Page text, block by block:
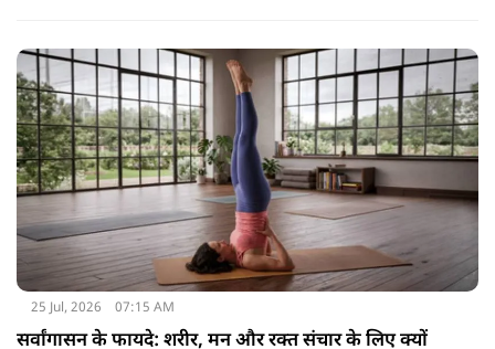
में हल्का भोजन मेटाबॉलिज्म के लिए भी बेहतर होता है।
25 Jul, 2026 07:15 AM
सर्वांगासन के फायदे: शरीर, मन और रक्त संचार के लिए क्यों